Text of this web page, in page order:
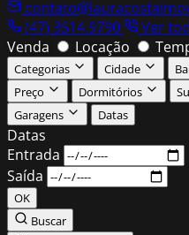
(47) 3514.9790
Ver
Venda
Locação
Categorias Cidade
Preço
Dormitórios
Garagens
Datas
Entrada
Saída
OK
Buscar